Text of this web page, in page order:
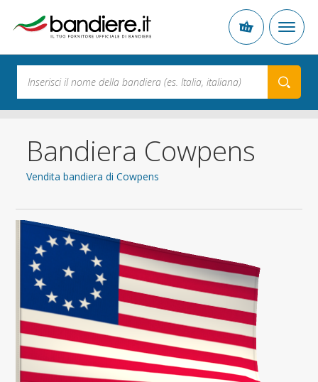
Bandiera Cowpens
Vendita bandiera di Cowpens